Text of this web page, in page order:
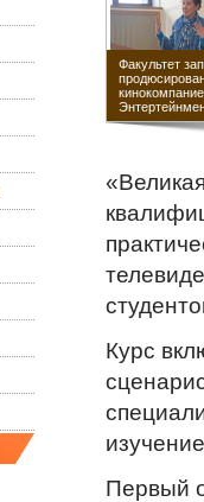
Факультет
Курс
Первый